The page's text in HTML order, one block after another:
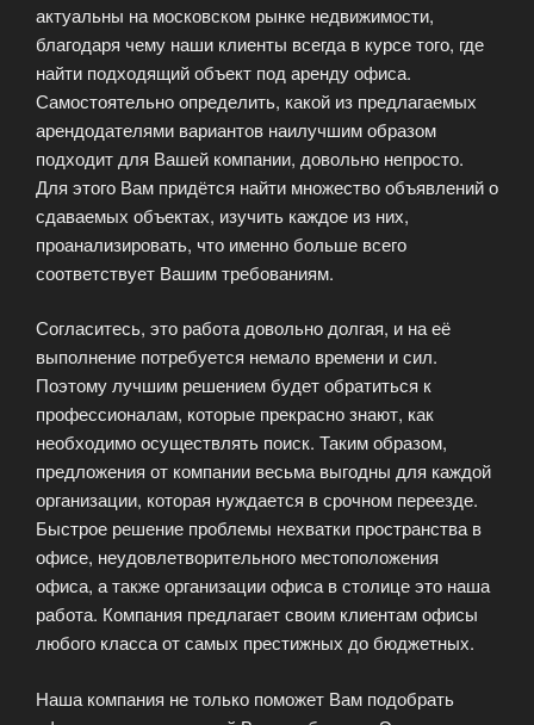
актуальны на московском рынке недвижимости,
благодаря чему наши клиенты всегда в курсе того, где
найти подходящий объект под аренду офиса.
Самостоятельно определить, какой из предлагаемых
арендодателями вариантов наилучшим образом
подходит для Вашей компании, довольно непросто.
Для этого Вам придётся найти множество объявлений о
сдаваемых объектах, изучить каждое из них,
проанализировать, что именно больше всего
соответствует Вашим требованиям.
Согласитесь, это работа довольно долгая, и на её
выполнение потребуется немало времени и сил.
Поэтому лучшим решением будет обратиться к
профессионалам, которые прекрасно знают, как
необходимо осуществлять поиск. Таким образом,
предложения от компании весьма выгодны для каждой
организации, которая нуждается в срочном переезде.
Быстрое решение проблемы нехватки пространства в
офисе, неудовлетворительного местоположения
офиса, а также организации офиса в столице это наша
работа. Компания предлагает своим клиентам офисы
любого класса от самых престижных до бюджетных.
Наша компания не только поможет Вам подобрать